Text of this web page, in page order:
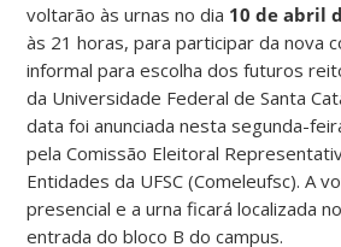
voltarão às urnas no dia 10 de abril
às 21 horas, para participar da nova
informal para escolha dos futuros
da Universidade Federal de Santa
data foi anunciada nesta segunda-
pela Comissão Eleitoral
Entidades da UFSC (Comeleufsc). A
presencial e a urna ficará localizada
entrada do bloco B do campus.